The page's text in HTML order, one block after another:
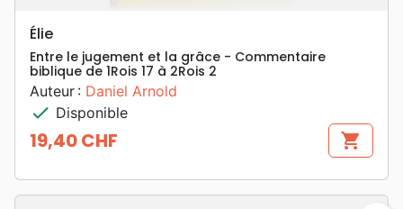
Élie
Entre le jugement et la grâce - Commentaire
biblique de 1Rois 17 à 2Rois 2
Auteur : Daniel Arnold
check Disponible
Prix
19,40 CHF shopping_cart